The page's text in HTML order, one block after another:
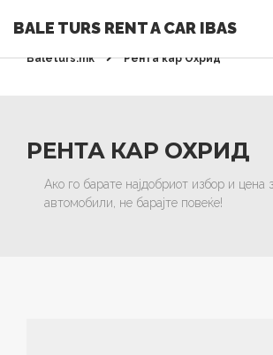
BALE TURS RENT A CAR IBAS
Rent a Car Ohrid - Ohridrentacar.mk - Bale
Baleturs.mk
Рента кар Охрид
РЕНТА КАР ОХРИД
Ако го барате најдобриот избор и цена
автомобили, не барајте повеќе!